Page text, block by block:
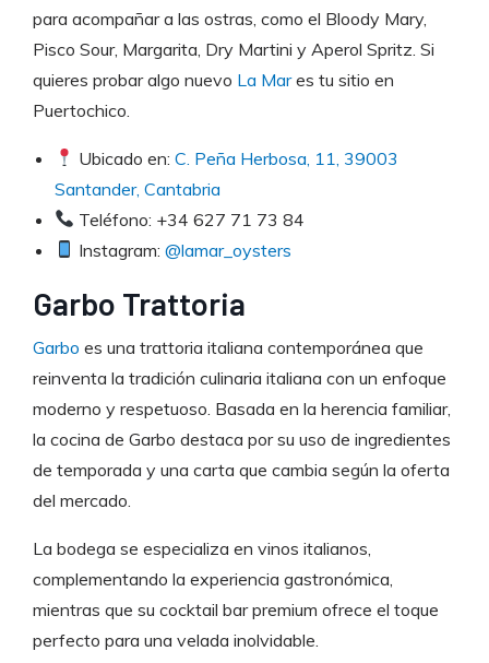
para acompañar a las ostras, como el Bloody Mary,
Pisco Sour, Margarita, Dry Martini y Aperol Spritz. Si
quieres probar algo nuevo La Mares tu sitio en
Puertochico.
Ubicado en:C. Peña Herbosa, 11, 39003
Santander, Cantabria
Teléfono: +34 627 71 73 84
Instagram:@lamar_oysters
Garbo Trattoria
Garbo es una trattoria italiana contemporánea que
reinventa la tradición culinaria italiana con un enfoque
moderno y respetuoso. Basada en la herencia familiar,
la cocina de Garbo destaca por su uso de ingredientes
de temporada y una carta que cambia según la oferta
del mercado.
La bodega se especializa en vinos italianos,
complementando la experiencia gastronómica,
mientras que su cocktail bar premium ofrece el toque
perfecto para una velada inolvidable.